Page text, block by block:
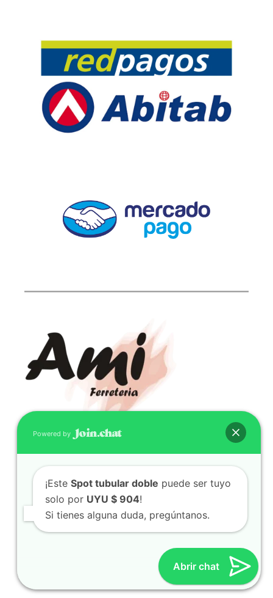
CONTACTO
(598) 099 466 212
correo@ferreami.com.uy
099 466 212
Facebook
Instagram
© 2021 – Ferretería AMI – Canelones, Uruguay | Creado
Viajar, Sudamérica en Auto
Powered by
¡Este Spot tubular doble puede ser tuyo
solo por UYU $ 904!
Si tienes alguna duda, pregúntanos.
Abrir chat